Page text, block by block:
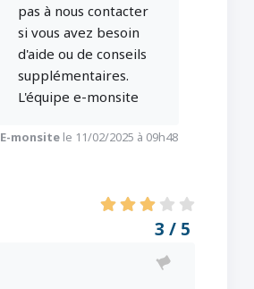
pas à nous contacter
si vous avez besoin
d'aide ou de conseils
supplémentaires.
L'équipe e-monsite
E-monsite le 11/02/2025 à 09h48
3 / 5